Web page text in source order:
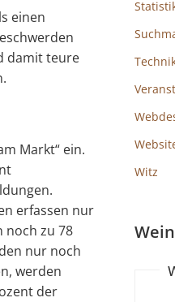
einen
damit teure
Markt“ ein.
erfassen nur
noch zu 78
nur noch
werden
der
Witz